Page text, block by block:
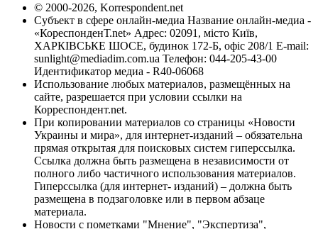
© 2000-2026, Korrespondent.net
Субъект в сфере онлайн-медиа Название онлайн-медиа -
«КореспонденТ.net» Адрес: 02091, місто Київ,
ХАРКІВСЬКЕ ШОСЕ, будинок 172-Б, офіс 208/1 E-mail:
sunlight@mediadim.com.ua Телефон: 044-205-43-00
Идентификатор медиа - R40-06068
Использование любых материалов, размещённых на
сайте, разрешается при условии ссылки на
Корреспондент.net.
При копировании материалов со страницы «Новости
Украины и мира», для интернет-изданий – обязательна
прямая открытая для поисковых систем гиперссылка.
Ссылка должна быть размещена в независимости от
полного либо частичного использования материалов.
Гиперссылка (для интернет- изданий) – должна быть
размещена в подзаголовке или в первом абзаце
материала.
Новости с пометками "Мнение", "Экспертиза",